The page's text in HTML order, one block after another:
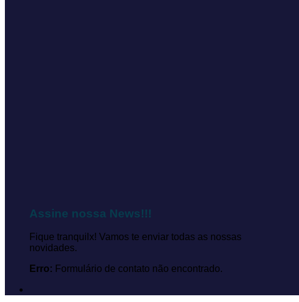
Assine nossa News!!!
Fique tranquilx! Vamos te enviar todas as nossas
novidades.
Erro: Formulário de contato não encontrado.